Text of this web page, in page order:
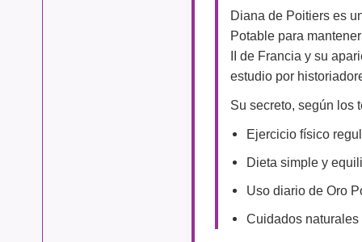
Diana de Poitiers es
Potable para
II de Francia y su
estudio por
Su secreto, según los
Ejercicio físico
Dieta simple y
Uso diario de Oro
Cuidados